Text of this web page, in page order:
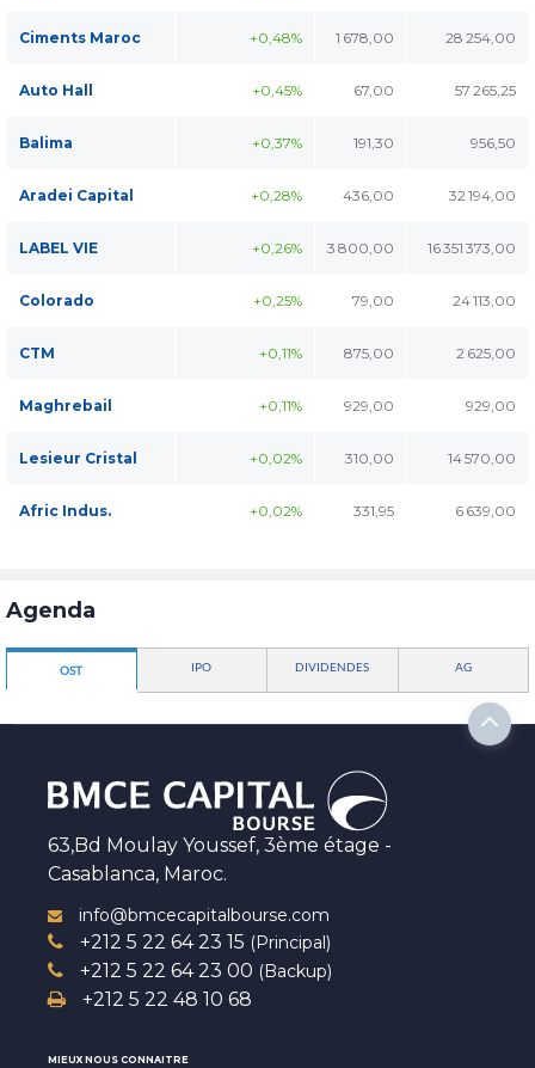
Ciments Maroc +0,48% 1 678,00 28 254,00
Auto Hall +0,45% 67,00 57 265,25
Balima +0,37% 191,30 956,50
Aradei Capital +0,28% 436,00 32 194,00
LABEL VIE +0,26% 3 800,00 16 351 373,00
Colorado +0,25% 79,00 24 113,00
CTM +0,11% 875,00 2 625,00
Maghrebail +0,11% 929,00 929,00
Lesieur Cristal +0,02% 310,00 14 570,00
Afric Indus. +0,02% 331,95 6 639,00
Agenda
OST IPO DIVIDENDES AG
63,Bd Moulay Youssef, 3ème étage -
Casablanca, Maroc.
info@bmcecapitalbourse.com
+212 5 22 64 23 15 (Principal)
+212 5 22 64 23 00 (Backup)
+212 5 22 48 10 68
MIEUX NOUS CONNAITRE